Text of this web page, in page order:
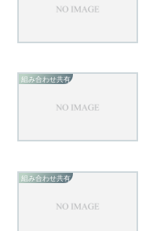
組み合わせ共有
組み合わせ共有